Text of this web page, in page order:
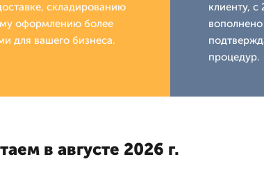
складированию
оформлению более
для вашего бизнеса.
клиенту, с
вополнено
процедур.
в августе 2026 г.